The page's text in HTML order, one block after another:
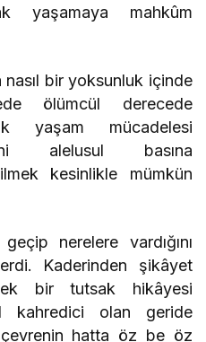
yaşamaya mahkûm
bir yoksunluk içinde
ölümcül derecede
yaşam mücadelesi
alelusul basına
kesinlikle mümkün
nerelere vardığını
Kaderinden şikâyet
bir tutsak hikâyesi
kahredici olan geride
çevrenin hatta öz be öz